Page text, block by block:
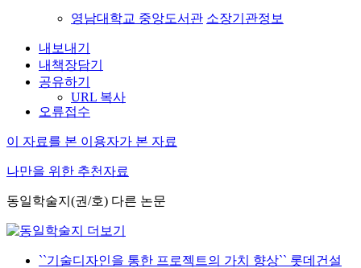
영남대학교 중앙도서관 소장기관정보
내보내기
내책장담기
공유하기
URL 복사
오류접수
이 자료를 본 이용자가 본 자료
나만을 위한 추천자료
동일학술지(권/호) 다른 논문
``기술디자인을 통한 프로젝트의 가치 향상`` 롯데건설